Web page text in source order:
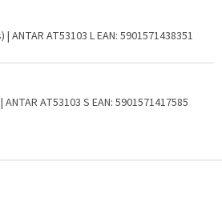
| ANTAR AT53103 LEAN: 5901571438351
| ANTAR AT53103 S EAN: 5901571417585